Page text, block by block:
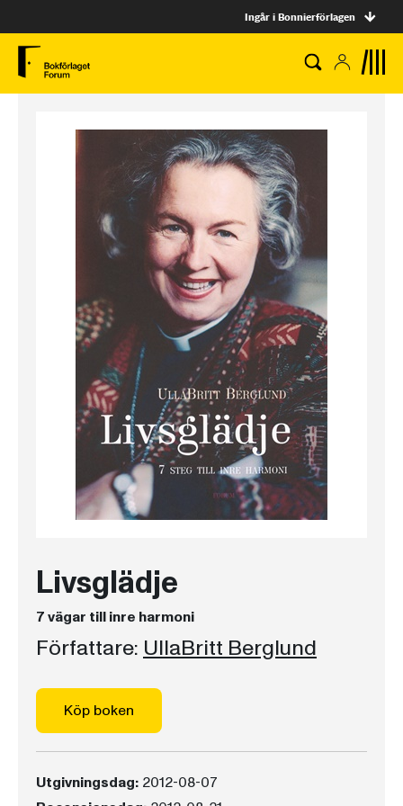
Ingår i Bonnierförlagen
Livsglädje
7 vägar till inre harmoni
Författare: UllaBritt Berglund
Köp boken
Utgivningsdag: 2012-08-07